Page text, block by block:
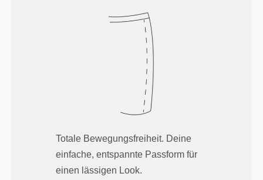
Totale Bewegungsfreiheit. Deine
einfache, entspannte Passform für
einen lässigen Look.